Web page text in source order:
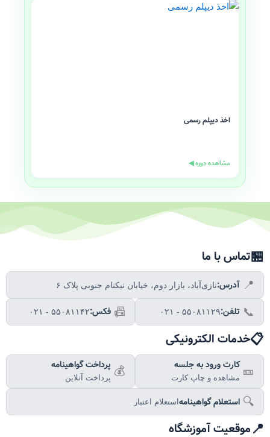
اخذ دیپلم رسمی
مشاهده دوره ◀
🏪تماس با ما
📍 آدرس:نازی‌آباد، بازار دوم، خیابان نیکنام جنوبی پلاک ۶
📞 تلفن:۰۲۱ - ۵۵۰۸۱۱۲۹ 📠 فکس:۰۲۱ - ۵۵۰۸۱۱۴۲
📋خدمات الکترونیکی
🎫 کارت ورود به جلسه
مشاهده و چاپ کارت
💰 پرداخت گواهینامه
پرداخت آنلاین
🔍 استعلام گواهینامه استعلام اعتبار
📍موقعیت آموزشگاه